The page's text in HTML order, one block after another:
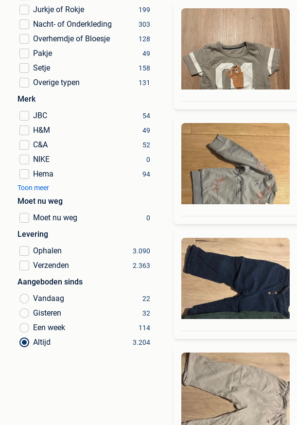
Jurkje of Rokje 199
Nacht- of Onderkleding 303
Overhemdje of Bloesje 128
Pakje 49
Setje 158
Overige typen 131
Merk
JBC
54
H&M 49
C&A 52
NIKE 0
Hema
94
Toon meer
Moet nu weg
Moet nu weg
0
Levering
Ophalen
3.090
Verzenden 2.363
Aangeboden sinds
Vandaag
22
Gisteren 32
Een week 114
Altijd 3.204